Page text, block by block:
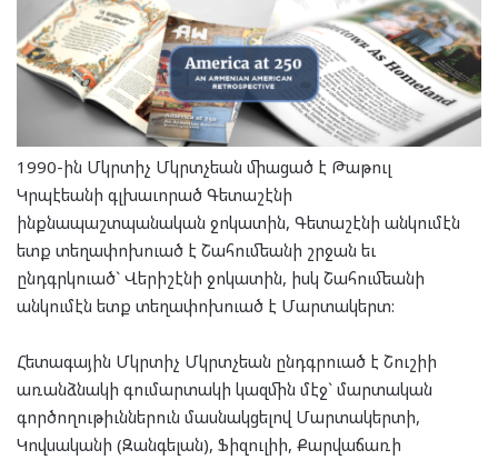
1990-ին Մկրտիչ Մկրտչեան միացած է Թաթուլ
Կրպէեանի գլխաւորած Գետաշէնի
ինքնապաշտպանական ջոկատին, Գետաշէնի անկումէն
ետք տեղափոխուած է Շահումեանի շրջան եւ
ընդգրկուած` Վերիշէնի ջոկատին, իսկ Շահումեանի
անկումէն ետք տեղափոխուած է Մարտակերտ:
Հետագային Մկրտիչ Մկրտչեան ընդգրուած է Շուշիի
առանձնակի գումարտակի կազմին մէջ` մարտական
գործողութիւններուն մասնակցելով Մարտակերտի,
Կովսականի (Զանգելան), Ֆիզուլիի, Քարվաճառի